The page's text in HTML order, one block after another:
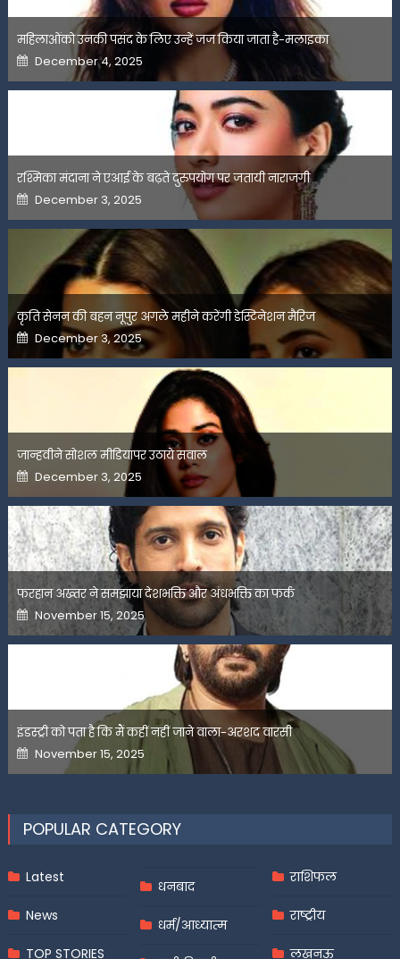
महिलाओंको उनकी पसंद के लिए उन्हें जज किया जाता है-मलाइका
Posted
on
December 4, 2025
रश्मिका मंदाना ने एआई के बढ़ते दुरुपयोग पर जतायी नाराजगी
Posted
on
December 3, 2025
कृति सेनन की बहन नूपुर अगले महीने करेंगी डेस्टिनेशन मैरिज
Posted
on
December 3, 2025
जान्हवीने सोशल मीडियापर उठाये सवाल
Posted
on
December 3, 2025
फरहान अख्तर ने समझाया देशभक्ति और अंधभक्ति का फर्क
Posted
on
November 15, 2025
इंडस्ट्री को पता है कि मैं कहीं नहीं जाने वाला-अरशद वारसी
Posted
on
November 15, 2025
POPULAR CATEGORY
Latest
News
TOP STORIES
धनबाद
धर्म/आध्यात्म
राशिफल
राष्ट्रीय
लखनऊ